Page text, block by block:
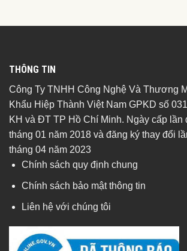
THÔNG TIN
Công Ty TNHH Công Nghệ Và Thương
Khẩu Hiệp Thành Việt Nam GPKD số
KH và ĐT TP Hồ Chí Minh. Ngày cấp lần
tháng 01 năm 2018 và đăng ký thay đổi
tháng 04 năm 2023
Chính sách quy định chung
Chính sách bảo mật thông tin
Liên hệ với chúng tôi